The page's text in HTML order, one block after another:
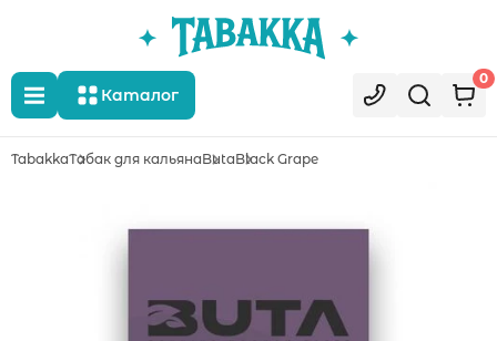
Каталог
0
TabakkaТабак для кальянаButaBlack Grape